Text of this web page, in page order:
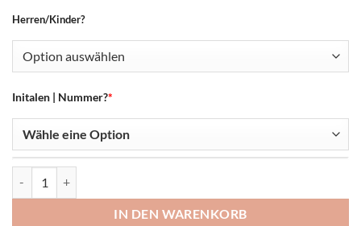
Herren/Kinder?
*
Initalen | Nummer?
IN DEN WARENKORB